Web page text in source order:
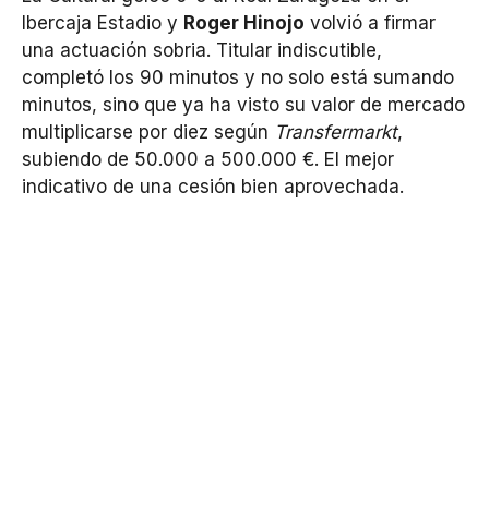
Ibercaja Estadio y Roger Hinojo volvió a firmar
una actuación sobria. Titular indiscutible,
completó los 90 minutos y no solo está sumando
minutos, sino que ya ha visto su valor de mercado
multiplicarse por diez según Transfermarkt,
subiendo de 50.000 a 500.000 €. El mejor
indicativo de una cesión bien aprovechada.